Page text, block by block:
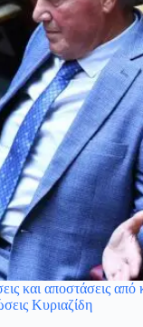
και αποστάσεις από
Κυριαζίδη